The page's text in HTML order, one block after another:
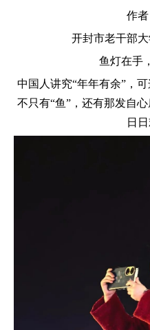
作者
开封市老干部
鱼灯在手
中国人讲究“年年有余”，
不只有“鱼”，还有那发自
日日